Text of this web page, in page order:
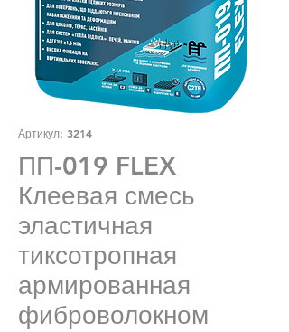
Артикул: 3214
ПП-019 FLEX
Клеевая смесь
эластичная
тиксотропная
армированная
фиброволокном